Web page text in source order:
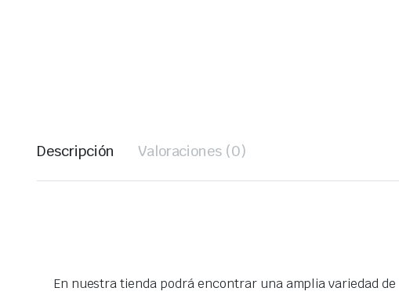
Descripción Valoraciones (0)
En nuestra tienda podrá encontrar una amplia variedad de